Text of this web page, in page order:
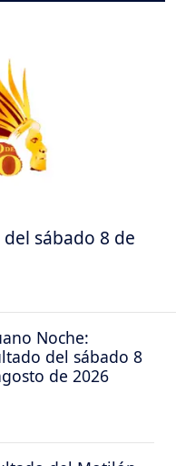
sábado 8 de
Noche:
del sábado 8
de 2026